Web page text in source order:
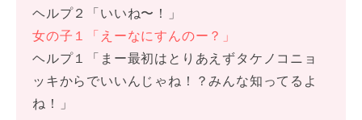
ヘルプ２「いいね〜！」
女の子１「えーなにすんのー？」
ヘルプ１「まー最初はとりあえずタケノコニョ
ッキからでいいんじゃね！？みんな知ってるよ
ね！」